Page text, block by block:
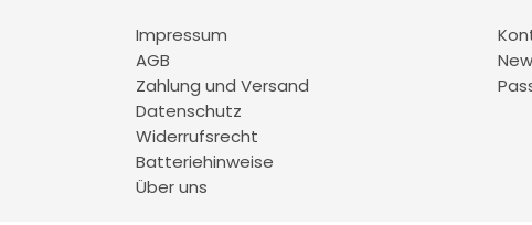
Impressum
AGB
Zahlung und Versand
Datenschutz
Widerrufsrecht
Batteriehinweise
Über uns